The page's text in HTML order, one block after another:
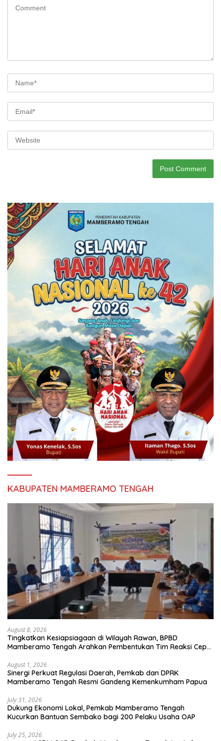
KABUPATEN MAMBERAMO TENGAH
August 8, 2026
Tingkatkan Kesiapsiagaan di Wilayah Rawan, BPBD
Mamberamo Tengah Arahkan Pembentukan Tim Reaksi Cepat
August 1, 2026
Sinergi Perkuat Regulasi Daerah, Pemkab dan DPRK
Mamberamo Tengah Resmi Gandeng Kemenkumham Papua
July 31, 2026
Dukung Ekonomi Lokal, Pemkab Mamberamo Tengah
Kucurkan Bantuan Sembako bagi 200 Pelaku Usaha OAP
July 25, 2026